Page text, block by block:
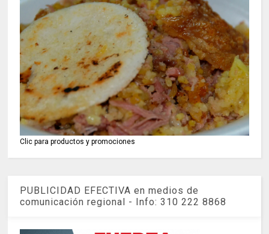
Clic para productos y promociones
PUBLICIDAD EFECTIVA en medios de
comunicación regional - Info: 310 222 8868